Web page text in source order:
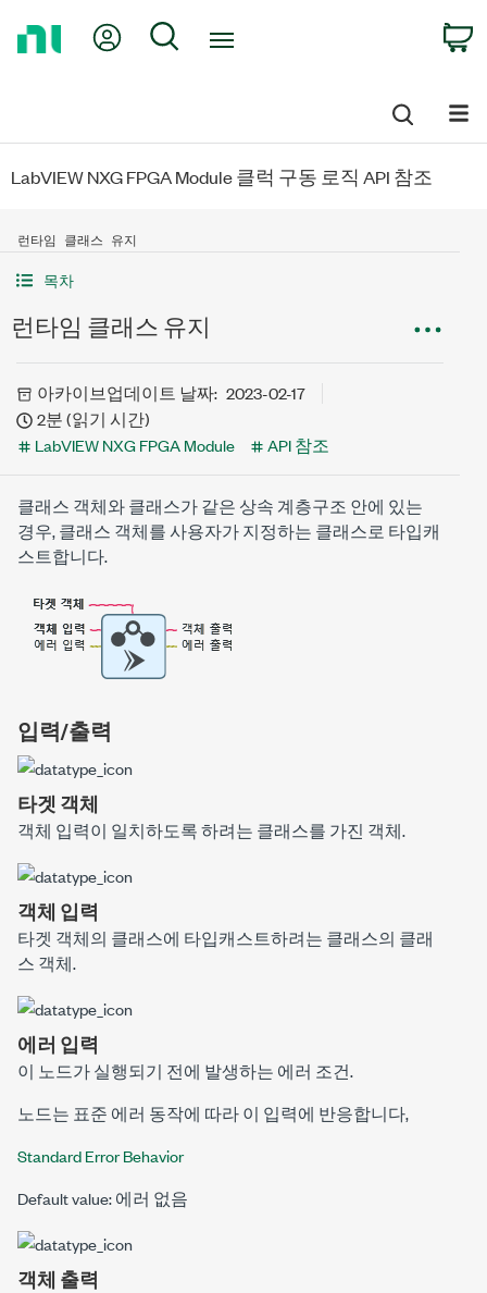
My Account
Search
LabVIEW NXG FPGA Module 클럭 구동 로직 API 참조
런타임 클래스 유지
목차
런타임 클래스 유지
아카이브업데이트 날짜: 2023-02-17
2분 (읽기 시간)
LabVIEW NXG FPGA Module
API 참조
클래스 객체와 클래스가 같은 상속 계층구조 안에 있는
경우, 클래스 객체를 사용자가 지정하는 클래스로 타입캐
스트합니다.
입력/출력
타겟 객체
객체 입력이 일치하도록 하려는 클래스를 가진 객체.
객체 입력
타겟 객체의 클래스에 타입캐스트하려는 클래스의 클래
스 객체.
에러 입력
이 노드가 실행되기 전에 발생하는 에러 조건.
노드는 표준 에러 동작에 따라 이 입력에 반응합니다,
Standard Error Behavior
Default value: 에러 없음
객체 출력